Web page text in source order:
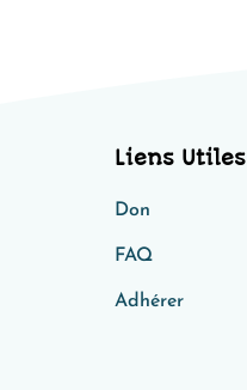
Liens Utiles
Don
FAQ
Adhérer